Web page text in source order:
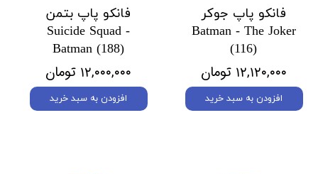
فانکو پاپ جوکر
Batman - The Joker
(116)
۱۲,۱۲۰,۰۰۰ تومان
افزودن به سبد خرید
فانکو پاپ بتمن
Suicide Squad -
Batman (188)
۱۲,۰۰۰,۰۰۰ تومان
افزودن به سبد خرید